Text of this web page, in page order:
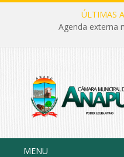
ÚLTIMAS
Agenda externa
MENU